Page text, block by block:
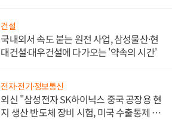
건설
국내외서 속도 붙는 원전 사업, 삼성물산·현
대건설·대우건설에 다가오는 '약속의 시간'
전자·전기·정보통신
외신 "삼성전자 SK하이닉스 중국 공장용 현
지 생산 반도체 장비 시험, 미국 수출통제 대